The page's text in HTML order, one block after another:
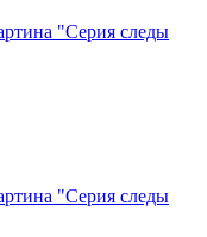
"Серия следы
"Серия следы